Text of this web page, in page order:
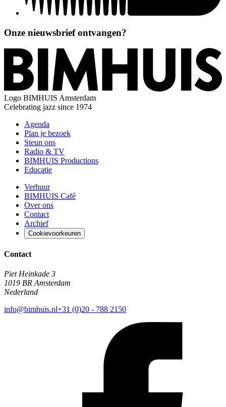
Onze nieuwsbrief ontvangen?
Logo BIMHUIS Amsterdam
Celebrating jazz since 1974
Agenda
Plan je bezoek
Steun ons
Radio & TV
BIMHUIS Productions
Educatie
Verhuur
BIMHUIS Café
Over ons
Contact
Archief
Cookievoorkeuren
Contact
Piet Heinkade 3
1019 BR Amsterdam
Nederland
info@bimhuis.nl+31 (0)20 - 788 2150